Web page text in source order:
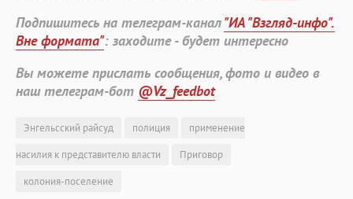
Подпишитесь на телеграм-канал"ИА "Взгляд-инфо".
Вне формата": заходите - будет интересно
Вы можете прислать сообщения, фото и видео в
наш телеграм-бот @Vz_feedbot
Энгельсский райсуд полиция
применение
насилия к представителю власти
Приговор
колония-поселение